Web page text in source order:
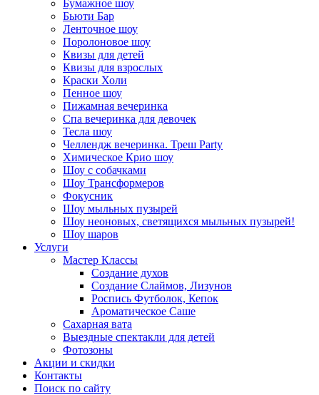
Бумажное шоу
Бьюти Бар
Ленточное шоу
Поролоновое шоу
Квизы для детей
Квизы для взрослых
Краски Холи
Пенное шоу
Пижамная вечеринка
Спа вечеринка для девочек
Тесла шоу
Челлендж вечеринка. Треш Party
Химическое Крио шоу
Шоу с собачками
Шоу Трансформеров
Фокусник
Шоу мыльных пузырей
Шоу неоновых, светящихся мыльных пузырей!
Шоу шаров
Услуги
Мастер Классы
Создание духов
Создание Слаймов, Лизунов
Роспись Футболок, Кепок
Ароматическое Саше
Сахарная вата
Выездные спектакли для детей
Фотозоны
Акции и скидки
Контакты
Поиск по сайту